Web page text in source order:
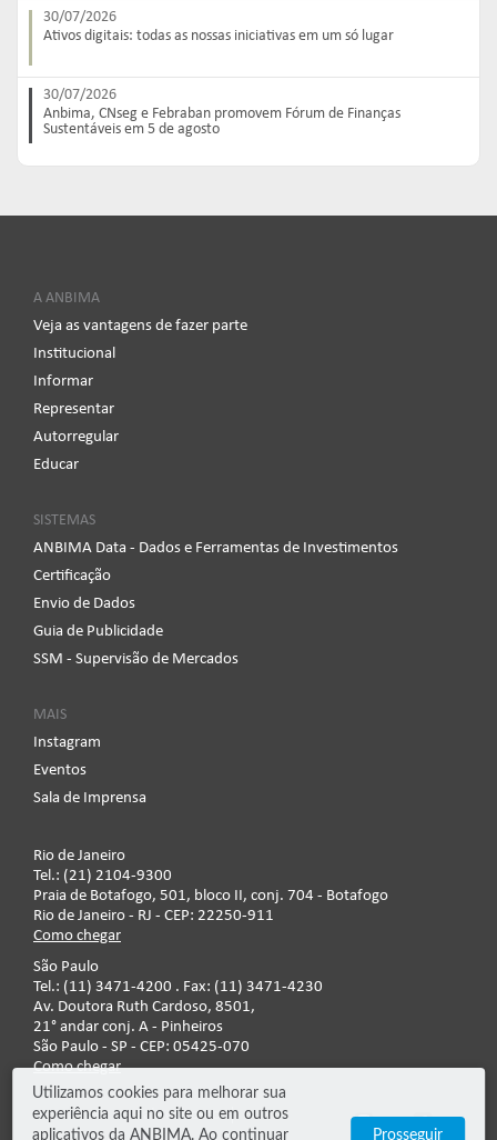
Utilizamos cookies para melhorar sua
experiência aqui no site ou em outros
aplicativos da ANBIMA. Ao continuar
Prosseguir
30/07/2026
Ativos digitais: todas as nossas iniciativas em um só lugar
30/07/2026
Anbima, CNseg e Febraban promovem Fórum de Finanças
Sustentáveis em 5 de agosto
A ANBIMA
Veja as vantagens de fazer parte
Institucional
Informar
Representar
Autorregular
Educar
SISTEMAS
ANBIMA Data - Dados e Ferramentas de Investimentos
Certificação
Envio de Dados
Guia de Publicidade
SSM - Supervisão de Mercados
MAIS
Instagram
Eventos
Sala de Imprensa
Rio de Janeiro
Tel.: (21) 2104-9300
Praia de Botafogo, 501, bloco II, conj. 704 - Botafogo
Rio de Janeiro - RJ - CEP: 22250-911
Como chegar
São Paulo
Tel.: (11) 3471-4200 . Fax: (11) 3471-4230
Av. Doutora Ruth Cardoso, 8501,
21° andar conj. A - Pinheiros
São Paulo - SP - CEP: 05425-070
Como chegar
Fale conosco